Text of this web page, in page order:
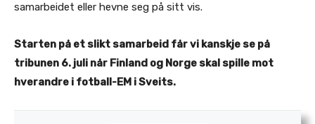
samarbeidet eller hevne seg på sitt vis.
Starten på et slikt samarbeid får vi kanskje se på
tribunen 6. juli når Finland og Norge skal spille mot
hverandre i fotball-EM i Sveits.